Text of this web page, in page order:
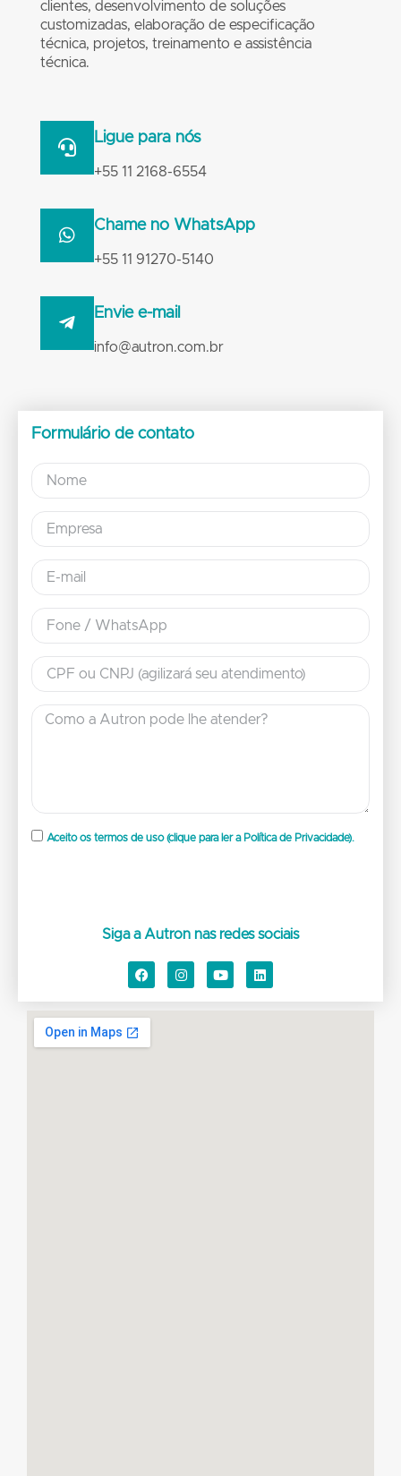
clientes, desenvolvimento de soluções
customizadas, elaboração de especificação
técnica, projetos, treinamento e assistência
técnica.
Ligue para nós
+55 11 2168-6554
Chame no WhatsApp
+55 11 91270-5140
Envie e-mail
info@autron.com.br
Formulário de contato
Aceito os termos de uso (clique para ler a Política de Privacidade).
Siga a Autron nas redes sociais